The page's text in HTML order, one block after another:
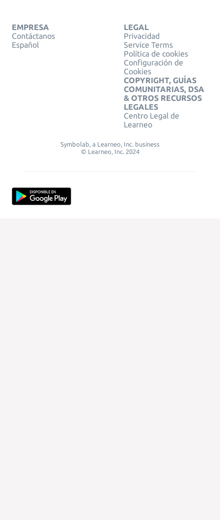
EMPRESA
Contáctanos
Español
LEGAL
Privacidad
Service Terms
Política de cookies
Configuración de
Cookies
COPYRIGHT, GUÍAS
COMUNITARIAS, DSA
& OTROS RECURSOS
LEGALES
Centro Legal de
Learneo
Symbolab, a Learneo, Inc. business
© Learneo, Inc. 2024